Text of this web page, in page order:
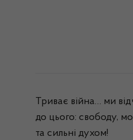
Триває війна… ми
до цього: свободу,
та сильні духом!